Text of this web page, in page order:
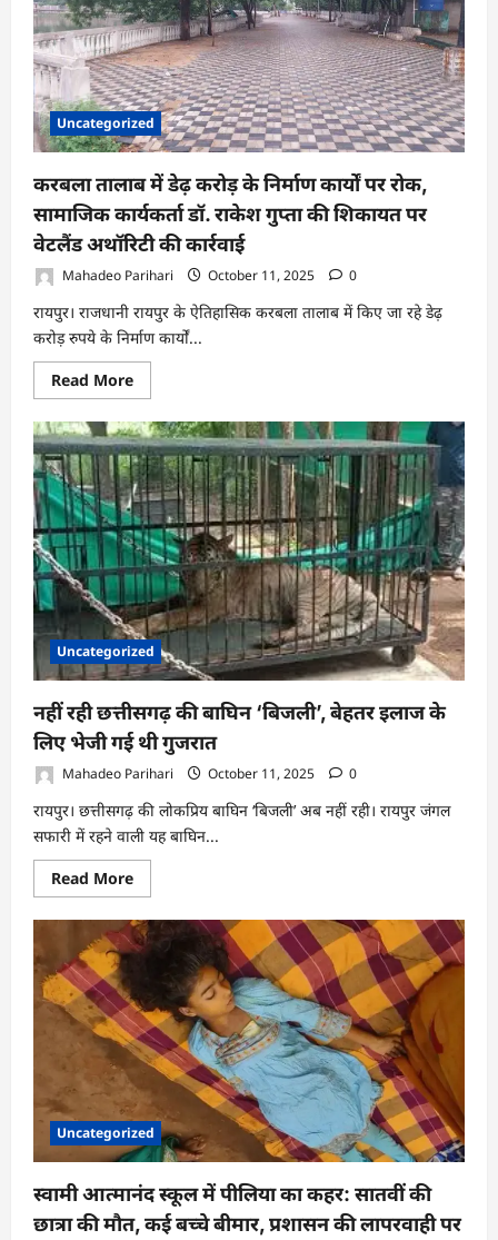
पति
का
शव,
पत्नी
पूरी
रात
करती
रही
इंतजार
Uncategorized
करबला तालाब में डेढ़ करोड़ के निर्माण कार्यों पर रोक,
सामाजिक कार्यकर्ता डॉ. राकेश गुप्ता की शिकायत पर
वेटलैंड अथॉरिटी की कार्रवाई
Mahadeo Parihari October 11, 2025 0
रायपुर। राजधानी रायपुर के ऐतिहासिक करबला तालाब में किए जा रहे डेढ़
करोड़ रुपये के निर्माण कार्यों...
Read MoreRead
more
करबला
तालाब
में
डेढ़
करोड़
के
निर्माण
कार्यों
पर
रोक,
सामाजिक
कार्यकर्ता
डॉ.
राकेश
गुप्ता
की
शिकायत
वेटलैंड
अथॉरिटी
की
कार्रवाई
Uncategorized
नहीं रही छत्तीसगढ़ की बाघिन ‘बिजली’, बेहतर इलाज के
लिए भेजी गई थी गुजरात
Mahadeo Parihari October 11, 2025 0
रायपुर। छत्तीसगढ़ की लोकप्रिय बाघिन ‘बिजली’ अब नहीं रही। रायपुर जंगल
सफारी में रहने वाली यह बाघिन...
Read MoreRead
more
नहीं
रही
छत्तीसगढ़
बाघिन
‘बिजली’,
बेहतर
इलाज
के
लिए
भेजी
गई
थी
गुजरात
Uncategorized
स्वामी आत्मानंद स्कूल में पीलिया का कहर: सातवीं की
छात्रा की मौत, कई बच्चे बीमार, प्रशासन की लापरवाही पर